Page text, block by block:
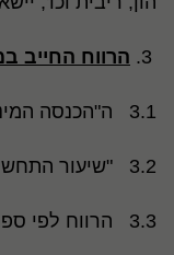
הרווח החייב
3.1 ה"הכנסה המינימלית" כאמור בסעיף 1 לעיל.
3.2 "שיעור התחשיב" כאמור בסעיף 2 לעיל.
3.3 הרווח לפי ספרי החברה / העסק.